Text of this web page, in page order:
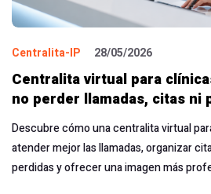
Centralita-IP 28/05/2026
Centralita virtual para
no perder llamadas, citas ni
Descubre cómo una centralita virtual
atender mejor las llamadas, organizar
perdidas y ofrecer una imagen más